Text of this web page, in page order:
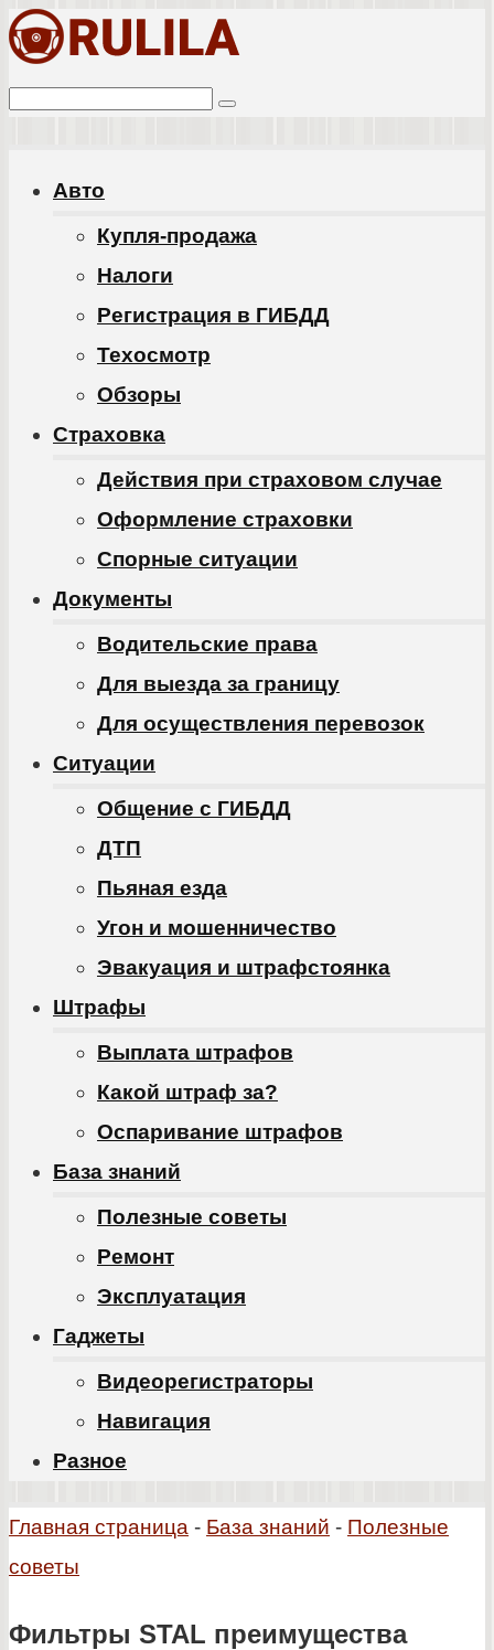
Перейти
контенту
Поиск:
Авто
Купля-продажа
Налоги
Регистрация в ГИБДД
Техосмотр
Обзоры
Cтраховка
Действия при страховом случае
Оформление страховки
Спорные ситуации
Документы
Водительские права
Для выезда за границу
Для осуществления перевозок
Ситуации
Общение с ГИБДД
ДТП
Пьяная езда
Угон и мошенничество
Эвакуация и штрафстоянка
Штрафы
Выплата штрафов
Какой штраф за?
Оспаривание штрафов
База знаний
Полезные советы
Ремонт
Эксплуатация
Гаджеты
Видеорегистраторы
Навигация
Разное
Главная страница - База знаний - Полезные
советы
Фильтры STAL преимущества